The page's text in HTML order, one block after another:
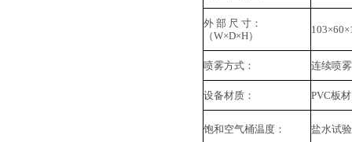
外 部 尺 寸：
（W×D×H）
喷雾方式： 连续喷
设备材质： PVC板
饱和空气桶温度： 盐水试